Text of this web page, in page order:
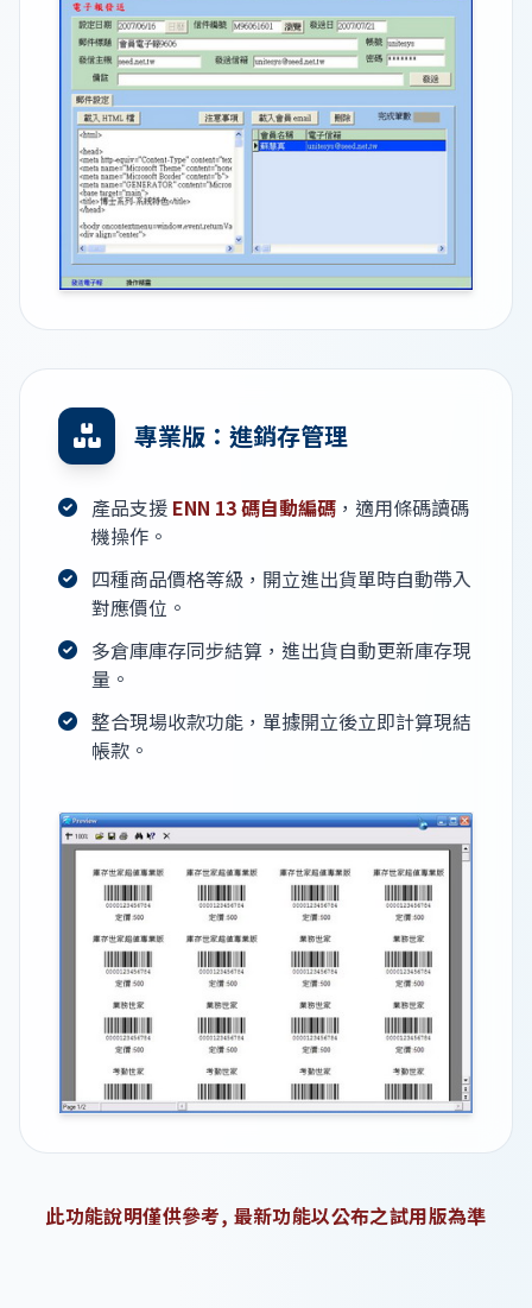
專業版：進銷存管理
產品支援 ENN 13 碼自動編碼 ，適用條碼讀碼
機操作。
四種商品價格等級，開立進出貨單時自動帶入
對應價位。
多倉庫庫存同步結算，進出貨自動更新庫存現
量。
整合現場收款功能，單據開立後立即計算現結
帳款。
此功能說明僅供參考, 最新功能以公布之試用版為準